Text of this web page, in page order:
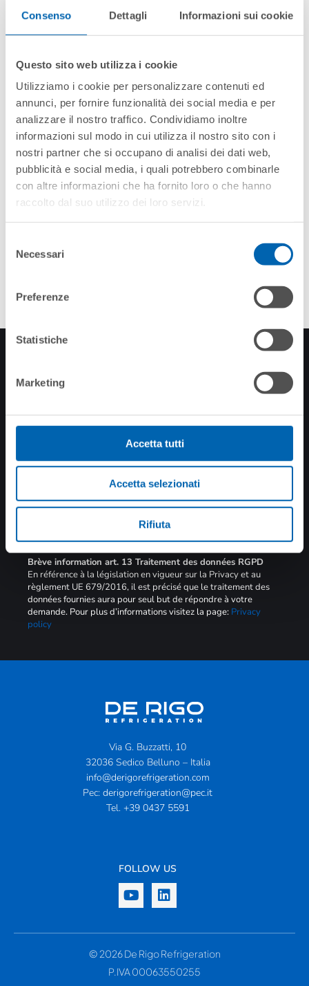
Consenso Dettagli Informazioni sui cookie
Questo sito web utilizza i cookie
Utilizziamo i cookie per personalizzare contenuti ed
annunci, per fornire funzionalità dei social media e per
analizzare il nostro traffico. Condividiamo inoltre
informazioni sul modo in cui utilizza il nostro sito con i
nostri partner che si occupano di analisi dei dati web,
pubblicità e social media, i quali potrebbero combinarle
con altre informazioni che ha fornito loro o che hanno
raccolto dal suo utilizzo dei loro servizi.
delNecessari
Preferenze
Statistiche
Marketing
Accetta tutti
Accetta selezionati
Rifiuta
conformément aux articles 13-14 du Règlement UE
2016/679 relative aux enregistrements vidéo et à
d’événements publics.
NEWSLETTER
Restez à jour sur
toutes les nouvelles
SOUMETTRE
Brève information art. 13 Traitement des données RGPD
En référence à la législation en vigueur sur la Privacy et au
règlement UE 679/2016, il est précisé que le traitement des
données fournies aura pour seul but de répondre à votre
demande. Pour plus d’informations visitez la page: Privacy
policy
Via G. Buzzatti, 10
32036 Sedico Belluno – Italia
info@derigorefrigeration.com
Pec: derigorefrigeration@pec.it
Tel. +39 0437 5591
FOLLOW US
© 2026 De Rigo Refrigeration
P.IVA 00063550255